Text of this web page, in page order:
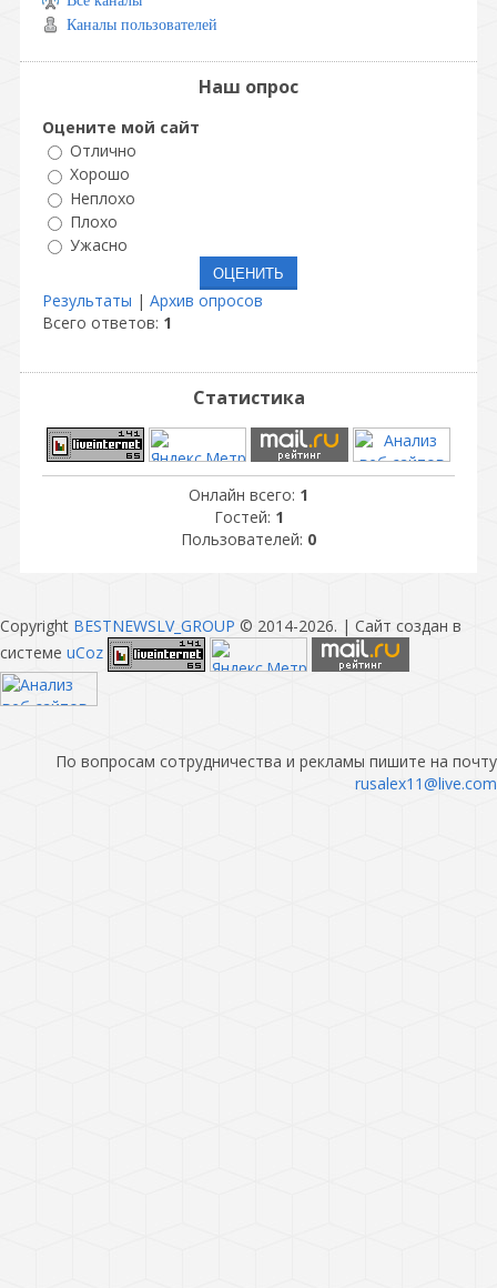
Каналы пользователей
Наш опрос
Оцените мой сайт
Отлично
Хорошо
Неплохо
Плохо
Ужасно
Результаты | Архив опросов
Всего ответов: 1
Статистика
Онлайн всего: 1
Гостей: 1
Пользователей: 0
Copyright BESTNEWSLV_GROUP © 2014-2026. | Сайт создан в
системе uCoz
По вопросам сотрудничества и рекламы пишите на почту
rusalex11@live.com